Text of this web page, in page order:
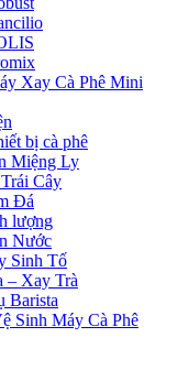
Xay Cà Phê Mini
bị cà phê
Miệng Ly
Cây
Đá
lượng
Nước
Sinh Tố
– Xay Trà
Barista
Sinh Máy Cà Phê